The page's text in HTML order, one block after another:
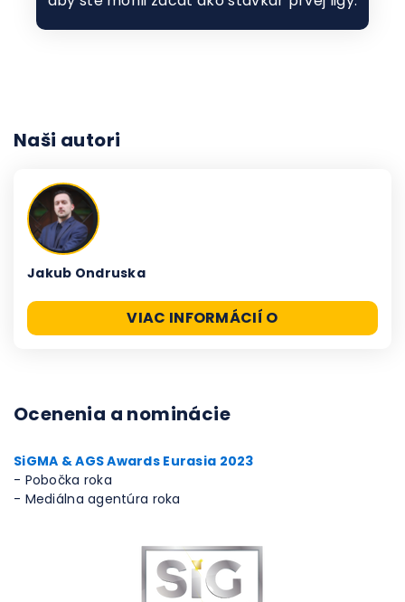
Naši autori
Jakub Ondruska
VIAC INFORMÁCIÍ O
Ocenenia a nominácie
SiGMA & AGS Awards Eurasia 2023
- Pobočka roka
- Mediálna agentúra roka